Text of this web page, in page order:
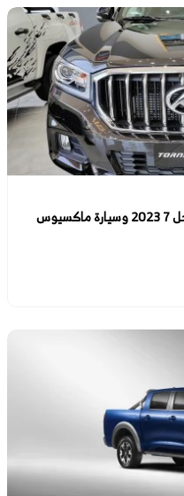
مقارنة شاملة بين سيارة جريت وول وينجل 7 2023 وسيارة ماكسيوس